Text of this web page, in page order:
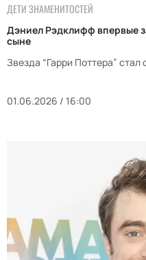
ДЕТИ ЗНАМЕНИТОСТЕЙ
Дэниел Рэдклифф впервые
сыне
Звезда “Гарри Поттера”
01.06.2026 / 16:00